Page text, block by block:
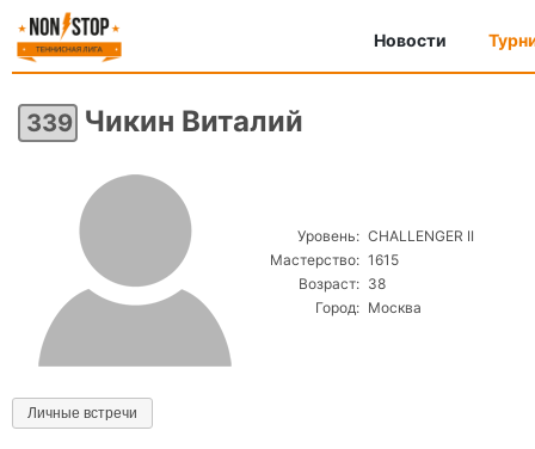
Новости
339 Чикин Виталий
Уровень: CHALLENGER II
Мастерство: 1615
Возраст: 38
Город: Москва
Личные встречи